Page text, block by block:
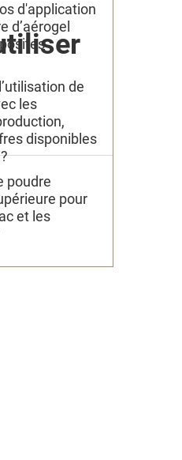
d'application
d’aérogel
de
les
disponibles
?
poudre
pour
et les